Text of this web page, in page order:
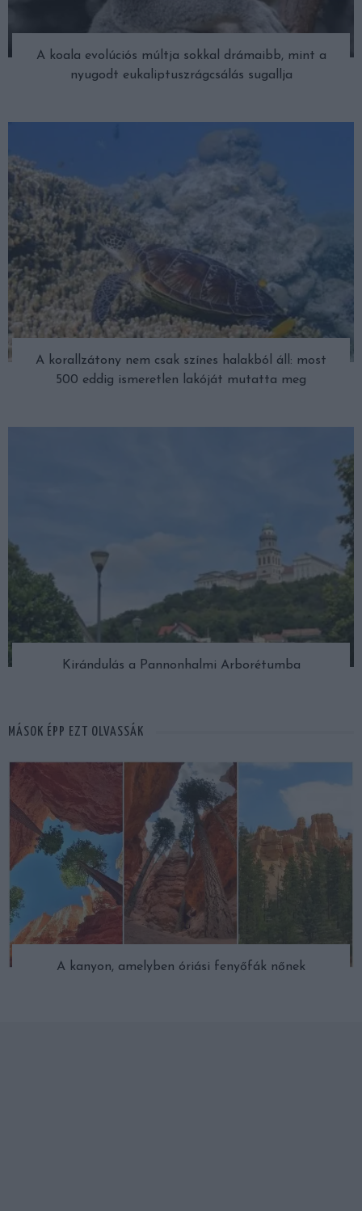
A koala evolúciós múltja sokkal drámaibb, mint a
nyugodt eukaliptuszrágcsálás sugallja
A korallzátony nem csak színes halakból áll: most
500 eddig ismeretlen lakóját mutatta meg
Kirándulás a Pannonhalmi Arborétumba
MÁSOK ÉPP EZT OLVASSÁK
A kanyon, amelyben óriási fenyőfák nőnek